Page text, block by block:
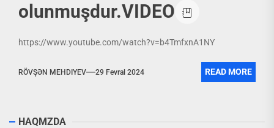
olunmuşdur.VIDEO
https://www.youtube.com/watch?v=b4TmfxnA1NY
RÖVŞƏN MEHDIYEV 29 Fevral 2024 READ MORE
HAQMZDA